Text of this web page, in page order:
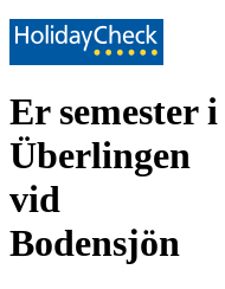
Er semester i
Überlingen
vid
Bodensjön